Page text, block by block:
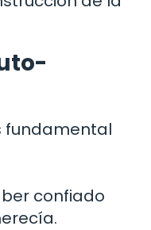
fundamental
confiado